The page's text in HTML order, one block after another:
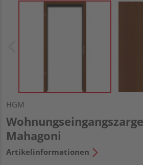
HGM
Mahagoni
Artikelinformationen